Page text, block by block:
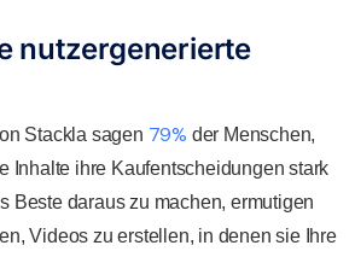
nutzergenerierte
Stackla sagen 79% der Menschen,
Inhalte ihre Kaufentscheidungen stark
Beste daraus zu machen, ermutigen
Videos zu erstellen, in denen sie Ihre